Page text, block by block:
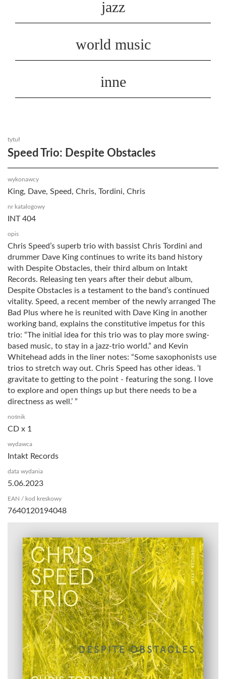
jazz
world music
inne
tytuł
Speed Trio: Despite Obstacles
wykonawcy
King, Dave, Speed, Chris, Tordini, Chris
nr katalogowy
INT 404
opis
Chris Speed’s superb trio with bassist Chris Tordini and
drummer Dave King continues to write its band history
with Despite Obstacles, their third album on Intakt
Records. Releasing ten years after their debut album,
Despite Obstacles is a testament to the band’s continued
vitality. Speed, a recent member of the newly arranged The
Bad Plus where he is reunited with Dave King in another
working band, explains the constitutive impetus for this
trio: “The initial idea for this trio was to play more swing-
based music, to stay in a jazz-trio world.” and Kevin
Whitehead adds in the liner notes: “Some saxophonists use
trios to stretch way out. Chris Speed has other ideas. ‘I
gravitate to getting to the point - featuring the song. I love
to explore and open things up but there needs to be a
directness as well.’ ”
nośnik
CD x 1
wydawca
Intakt Records
data wydania
5.06.2023
EAN / kod kreskowy
7640120194048